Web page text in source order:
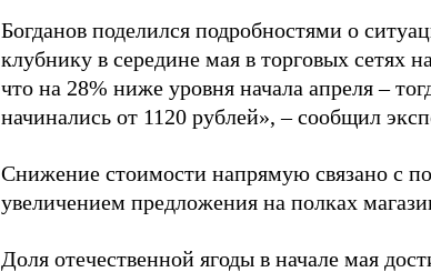
Богданов поделился подробностями о
клубнику в середине мая в торговых сетях
что на 28% ниже уровня начала апреля –
начинались от 1120 рублей», – сообщил
Снижение стоимости напрямую связано с
увеличением предложения на полках
Доля отечественной ягоды в начале мая